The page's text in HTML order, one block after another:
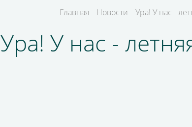
Главная - Новости - Ура! У нас -
Ура! У нас -